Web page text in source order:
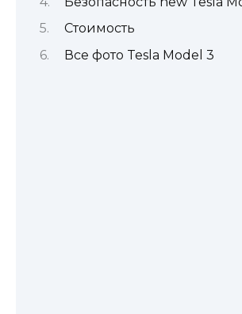
Стоимость
Все фото Tesla Model 3